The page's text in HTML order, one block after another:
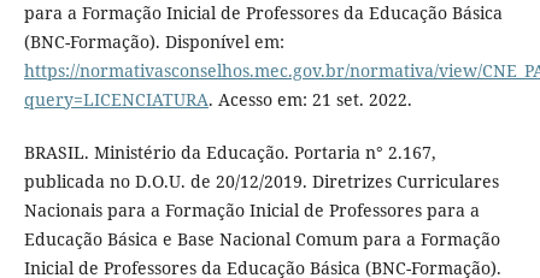
para a Formação Inicial de Professores da Educação Básica
(BNC-Formação). Disponível em:
https://normativasconselhos.mec.gov.br/normativa/view/
query=LICENCIATURA. Acesso em: 21 set. 2022.
BRASIL. Ministério da Educação. Portaria n° 2.167,
publicada no D.O.U. de 20/12/2019. Diretrizes Curriculares
Nacionais para a Formação Inicial de Professores para a
Educação Básica e Base Nacional Comum para a Formação
Inicial de Professores da Educação Básica (BNC-Formação).